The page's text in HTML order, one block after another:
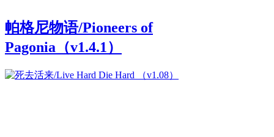
帕格尼物语/Pioneers of
Pagonia（v1.4.1）